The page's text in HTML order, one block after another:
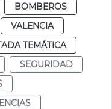
BOMBEROS
VALENCIA
TEMÁTICA
SEGURIDAD